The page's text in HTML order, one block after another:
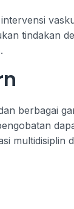
tindakan
berbagai
multidisiplin